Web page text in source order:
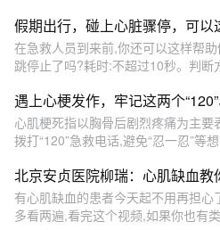
假期出行，碰上心脏骤停，可以
在急救人员到来前,你还可以这样帮
跳停止了吗?耗时:不超过10秒。判断
遇上心梗发作，牢记这两个“120”
心肌梗死指以胸骨后剧烈疼痛为主
拨打“120”急救电话,避免“忍一忍”等
北京安贞医院柳瑞：心肌缺血
有心肌缺血的患者今天起不用再担
多看两遍,看完这个视频,如果你也有